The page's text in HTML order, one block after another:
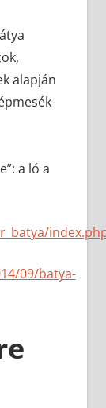
alapján
a ló a
09/batya-